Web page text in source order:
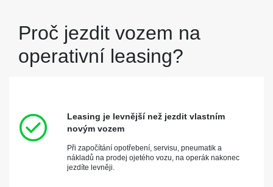
Proč jezdit vozem na
operativní leasing?
Leasing je levnější než jezdit vlastním
novým vozem
Při započítání opotřebení, servisu, pneumatik a
nákladů na prodej ojetého vozu, na operák nakonec
jezdíte levněji.